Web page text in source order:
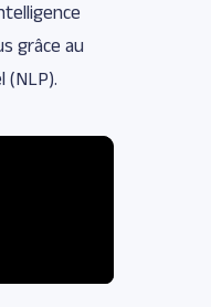
grâce au
(NLP).